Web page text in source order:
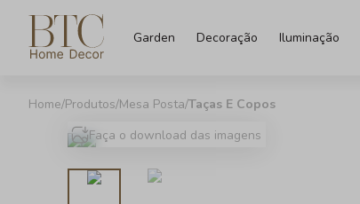
Garden Decoração Iluminação
Produtos Mesa Posta Taças E Copos
Faça o download das imagens